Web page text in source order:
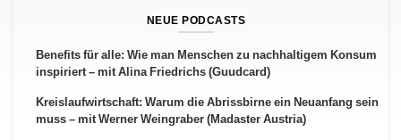
NEUE PODCASTS
Benefits für alle: Wie man Menschen zu nachhaltigem Konsum
inspiriert – mit Alina Friedrichs (Guudcard)
Kreislaufwirtschaft: Warum die Abrissbirne ein Neuanfang sein
muss – mit Werner Weingraber (Madaster Austria)